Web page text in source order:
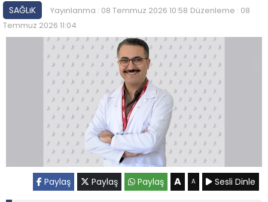
SAĞLıK Yayınlanma : 08 Temmuz 2026 10:58 Düzenleme : 08
Temmuz 2026 11:04
Paylaş Paylaş Paylaş A A Sesli Dinle